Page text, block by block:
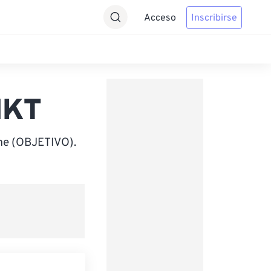
Acceso Inscribirse
(OBJETIVO).